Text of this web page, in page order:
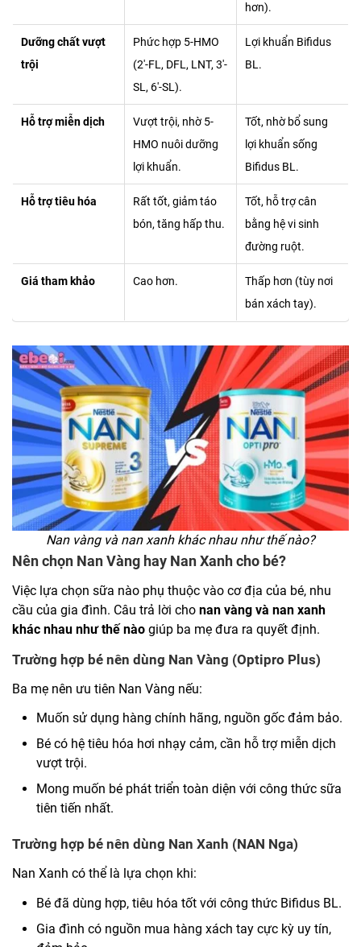
hơn).
Dưỡng chất vượt
trội
Phức hợp 5-HMO
(2′-FL, DFL, LNT, 3′-
SL, 6′-SL).
Lợi khuẩn Bifidus
BL.
Hỗ trợ miễn dịch
Vượt trội, nhờ 5-
HMO nuôi dưỡng
lợi khuẩn.
Tốt, nhờ bổ sung
lợi khuẩn sống
Bifidus BL.
Hỗ trợ tiêu hóa
Rất tốt, giảm táo
bón, tăng hấp thu.
Tốt, hỗ trợ cân
bằng hệ vi sinh
đường ruột.
Giá tham khảo Cao hơn.
Thấp hơn (tùy nơi
bán xách tay).
Nan vàng và nan xanh khác nhau như thế nào?
Nên chọn Nan Vàng hay Nan Xanh cho bé?
Việc lựa chọn sữa nào phụ thuộc vào cơ địa của bé, nhu
cầu của gia đình. Câu trả lời cho nan vàng và nan xanh
khác nhau như thế nào giúp ba mẹ đưa ra quyết định.
Trường hợp bé nên dùng Nan Vàng (Optipro Plus)
Ba mẹ nên ưu tiên Nan Vàng nếu:
Muốn sử dụng hàng chính hãng, nguồn gốc đảm bảo.
Bé có hệ tiêu hóa hơi nhạy cảm, cần hỗ trợ miễn dịch
vượt trội.
Mong muốn bé phát triển toàn diện với công thức sữa
tiên tiến nhất.
Trường hợp bé nên dùng Nan Xanh (NAN Nga)
Nan Xanh có thể là lựa chọn khi:
Bé đã dùng hợp, tiêu hóa tốt với công thức Bifidus BL.
Gia đình có nguồn mua hàng xách tay cực kỳ uy tín,